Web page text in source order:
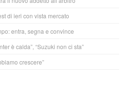
di ieri con vista mercato
entra, segna e convince
è calda”, “Suzuki non ci sta”
crescere”